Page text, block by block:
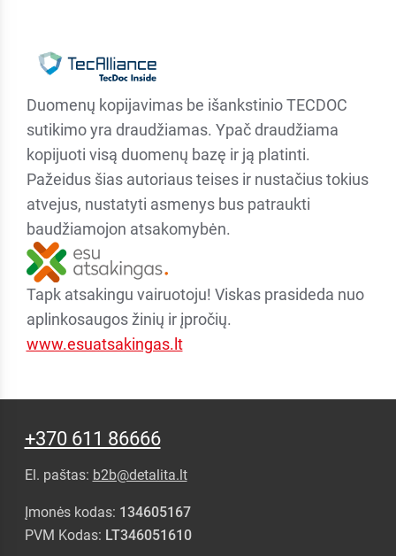
Duomenų kopijavimas be išankstinio TECDOC
sutikimo yra draudžiamas. Ypač draudžiama
kopijuoti visą duomenų bazę ir ją platinti.
Pažeidus šias autoriaus teises ir nustačius tokius
atvejus, nustatyti asmenys bus patraukti
baudžiamojon atsakomybėn.
Tapk atsakingu vairuotoju! Viskas prasideda nuo
aplinkosaugos žinių ir įpročių.
www.esuatsakingas.lt
+370 611 86666
El. paštas: b2b@detalita.lt
Įmonės kodas: 134605167
PVM Kodas: LT346051610